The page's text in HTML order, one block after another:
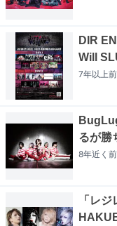
DIR
Will
7年以上前
るが勝
8年近く 前
「レ